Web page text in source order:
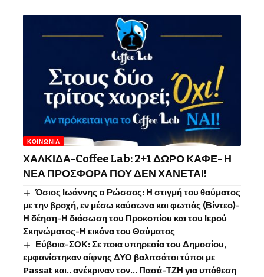
ΚΟΙΝΩΝΊΑ
ΧΑΛΚΙΔΑ-Coffee Lab: 2+1 ΔΩΡΟ ΚΑΦΕ- Η
ΝΕΑ ΠΡΟΣΦΟΡΑ ΠΟΥ ΔΕΝ ΧΑΝΕΤΑΙ!
Όσιος Ιωάννης o Ρώσσος: Η στιγμή του θαύματος
με την βροχή, εν μέσω καύσωνα και φωτιάς (Βίντεο)-
Η δέηση-Η διάσωση του Προκοπίου και του Ιερού
Σκηνώματος-Η εικόνα του Θαύματος
Εύβοια-ΣΟΚ: Σε ποια υπηρεσία του Δημοσίου,
εμφανίστηκαν αίφνης ΔΥΟ βαλιτσάτοι τύποι με
Passat και.. ανέκριναν τον… Πασά-ΤΖΗ για υπόθεση